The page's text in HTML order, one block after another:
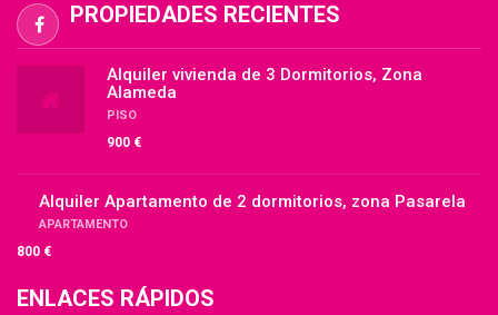
PROPIEDADES RECIENTES
Alquiler vivienda de 3 Dormitorios, Zona
Alameda
PISO
900 €
Alquiler Apartamento de 2 dormitorios, zona Pasarela
APARTAMENTO
800 €
ENLACES RÁPIDOS